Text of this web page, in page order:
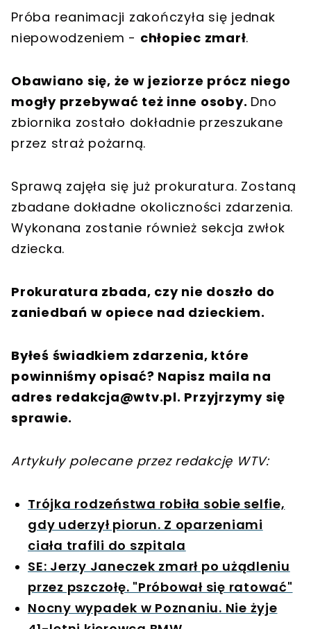
Próba reanimacji zakończyła się jednak
niepowodzeniem - chłopiec zmarł.
Obawiano się, że w jeziorze prócz niego
mogły przebywać też inne osoby. Dno
zbiornika zostało dokładnie przeszukane
przez straż pożarną.
Sprawą zajęła się już prokuratura. Zostaną
zbadane dokładne okoliczności zdarzenia.
Wykonana zostanie również sekcja zwłok
dziecka.
Prokuratura zbada, czy nie doszło do
zaniedbań w opiece nad dzieckiem.
Byłeś świadkiem zdarzenia, które
powinniśmy opisać? Napisz maila na
adres redakcja@wtv.pl. Przyjrzymy się
sprawie.
Artykuły polecane przez redakcję WTV:
Trójka rodzeństwa robiła sobie selfie,
gdy uderzył piorun. Z oparzeniami
ciała trafili do szpitala
SE: Jerzy Janeczek zmarł po użądleniu
przez pszczołę. "Próbował się ratować"
Nocny wypadek w Poznaniu. Nie żyje